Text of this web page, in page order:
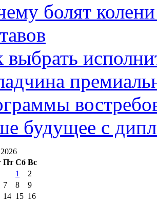
болят
выбрать
будущее с
Пт Сб Вс
1
2
7 8
9
14 15 16